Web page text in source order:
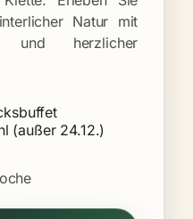
Natur mit
und herzlicher
(außer 24.12.)